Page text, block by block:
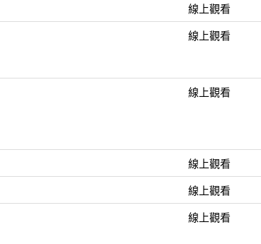
線上觀看
線上觀看
線上觀看
線上觀看
線上觀看
線上觀看